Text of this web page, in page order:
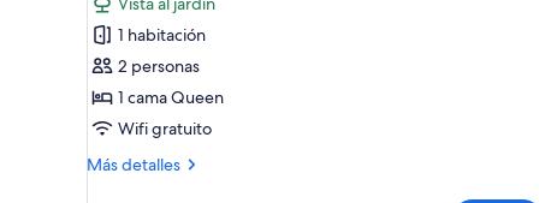
baja
de
Habitación
Premier,
1
cama
Queen
1 habitación
2 personas
1 cama Queen
Wifi gratuito
Más detalles
Más